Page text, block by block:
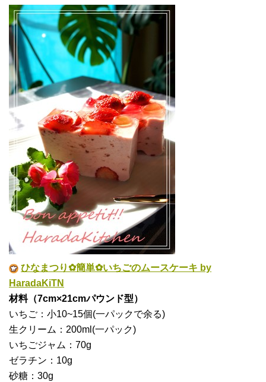
ひなまつり✿簡単✿いちごのムースケーキ by
HaradaKiTN
材料（7cm×21cmパウンド型）
いちご：小10~15個(一パックで余る)
生クリーム：200ml(一パック)
いちごジャム：70g
ゼラチン：10g
砂糖：30g